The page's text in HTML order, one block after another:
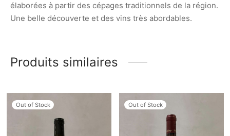
élaborées à partir des cépages traditionnels de la région.
Une belle découverte et des vins très abordables.
Produits similaires
Out of Stock Out of Stock